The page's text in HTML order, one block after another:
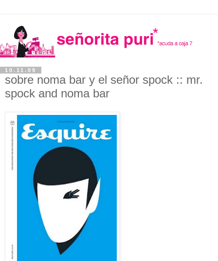
10.11.09
sobre noma bar y el señor spock :: mr.
spock and noma bar